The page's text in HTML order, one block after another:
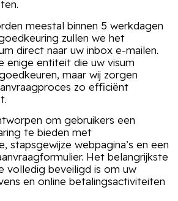
meestal binnen 5 werkdagen
zullen we het
direct naar uw inbox e-mailen.
enige entiteit die uw visum
maar wij zorgen
zo efficiënt
om gebruikers een
te bieden met
stapsgewijze webpagina’s en een
Het belangrijkste
volledig beveiligd is om uw
en online betalingsactiviteiten